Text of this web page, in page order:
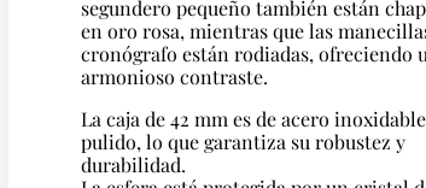
segundero pequeño también están
en oro rosa, mientras que las
cronógrafo están rodiadas, ofreciendo
armonioso contraste.
La caja de 42 mm es de acero inoxidable
pulido, lo que garantiza su robustez y
durabilidad.